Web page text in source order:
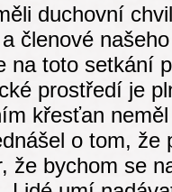
duchovní
členové
na toto setkání
prostředí je
křesťan
o tom, že
že bychom se